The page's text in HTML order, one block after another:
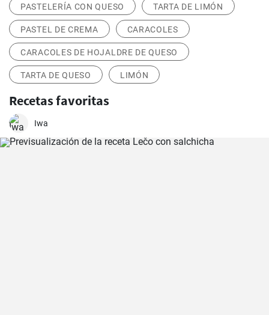
PASTELERÍA CON QUESO TARTA DE LIMÓN
PASTEL DE CREMA CARACOLES
CARACOLES DE HOJALDRE DE QUESO
TARTA DE QUESO LIMÓN
Recetas favoritas
Iwa